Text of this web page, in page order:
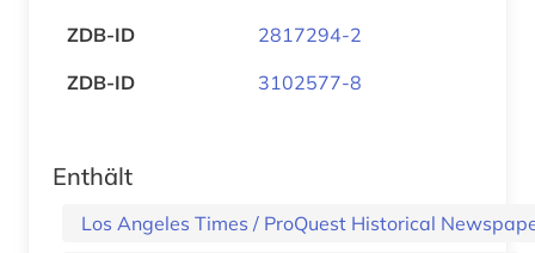
ZDB-ID
2817294-2
ZDB-ID
3102577-8
Enthält
Los Angeles Times / ProQuest Historical